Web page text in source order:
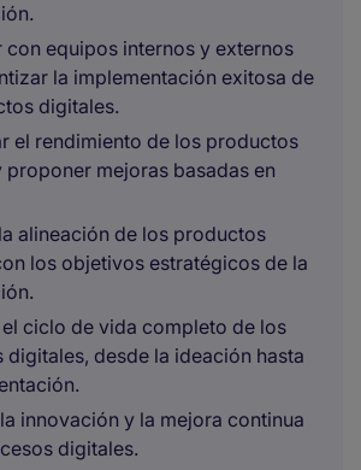
con equipos internos y externos
la implementación exitosa de
digitales.
el rendimiento de los productos
proponer mejoras basadas en
alineación de los productos
los objetivos estratégicos de la
ciclo de vida completo de los
digitales, desde la ideación hasta
innovación y la mejora continua
digitales.